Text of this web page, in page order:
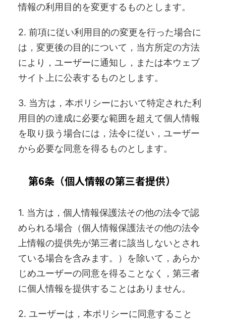
情報の利用目的を変更するものとします。
2. 前項に従い利用目的の変更を行った場合に
は，変更後の目的について，当方所定の方法
により，ユーザーに通知し，または本ウェブ
サイト上に公表するものとします。
3. 当方は，本ポリシーにおいて特定された利
用目的の達成に必要な範囲を超えて個人情報
を取り扱う場合には，法令に従い，ユーザー
から必要な同意を得るものとします。
第6条（個人情報の第三者提供）
1. 当方は，個人情報保護法その他の法令で認
められる場合（個人情報保護法その他の法令
上情報の提供先が第三者に該当しないとされ
ている場合を含みます。）を除いて，あらか
じめユーザーの同意を得ることなく，第三者
に個人情報を提供することはありません。
2. ユーザーは，本ポリシーに同意すること